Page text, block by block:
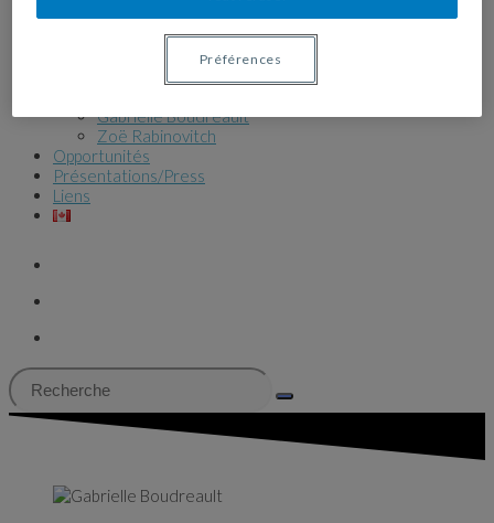
Nicolas Fournier
Torea Nhun-Fat
Anthony Arsenault
Céline Lafrance
Gabrielle Boudreault
Zoë Rabinovitch
Opportunités
Présentations/Press
Liens
Préférences